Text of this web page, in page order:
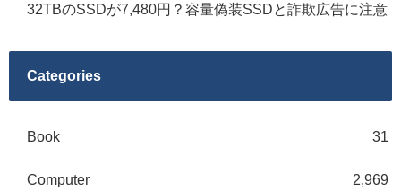
32TBのSSDが7,480円？容量偽装SSDと詐欺広告に注意
Categories
Book 31
Computer 2,969